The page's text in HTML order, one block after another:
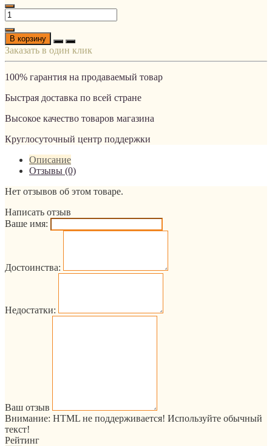
В корзину
Заказать в один клик
100% гарантия на продаваемый товар
Быстрая доставка по всей стране
Высокое качество товаров магазина
Круглосуточный центр поддержки
Описание
Отзывы (0)
Нет отзывов об этом товаре.
Написать отзыв
Ваше имя:
Достоинства:
Недостатки:
Ваш отзыв
Внимание: HTML не поддерживается! Используйте обычный
текст!
Рейтинг